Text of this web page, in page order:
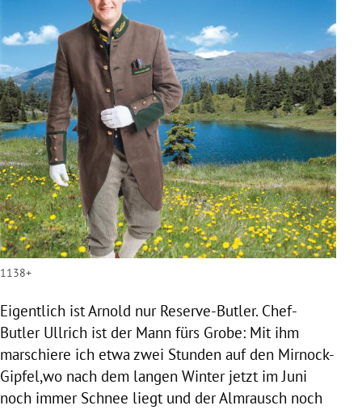
1138+
Eigentlich ist Arnold nur Reserve-Butler. Chef-
Butler Ullrich ist der Mann fürs Grobe: Mit ihm
marschiere ich etwa zwei Stunden auf den Mirnock-
Gipfel,wo nach dem langen Winter jetzt im Juni
noch immer Schnee liegt und der Almrausch noch